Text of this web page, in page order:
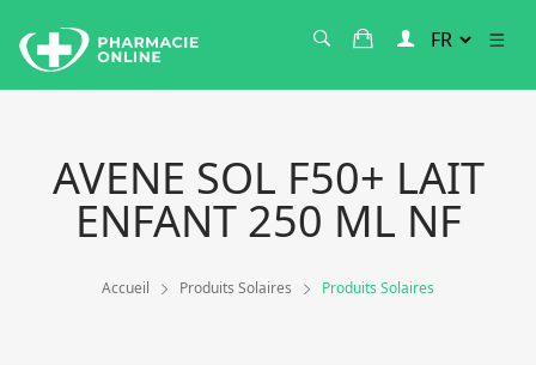
AVENE SOL F50+ LAIT
ENFANT 250 ML NF
Accueil Produits Solaires Produits Solaires